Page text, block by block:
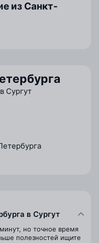
из Санкт-
Сургут
в Сургут
но точное время
полезностей ищите